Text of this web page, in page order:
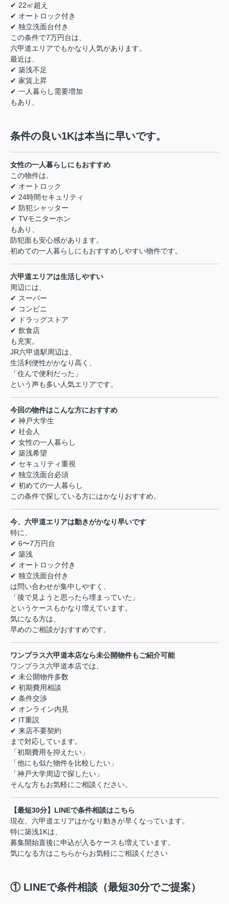
✔ 22㎡超え
✔ オートロック付き
✔ 独立洗面台付き
この条件で7万円台は、
六甲道エリアでもかなり人気があります。
最近は、
✔ 築浅不足
✔ 家賃上昇
✔ 一人暮らし需要増加
もあり、
条件の良い1Kは本当に早いです。
女性の一人暮らしにもおすすめ
この物件は、
✔ オートロック
✔ 24時間セキュリティ
✔ 防犯シャッター
✔ TVモニターホン
もあり、
防犯面も安心感があります。
初めての一人暮らしにもおすすめしやすい物件です。
六甲道エリアは生活しやすい
周辺には、
✔ スーパー
✔ コンビニ
✔ ドラッグストア
✔ 飲食店
も充実。
JR六甲道駅周辺は、
生活利便性がかなり高く、
「住んで便利だった」
という声も多い人気エリアです。
今回の物件はこんな方におすすめ
✔ 神戸大学生
✔ 社会人
✔ 女性の一人暮らし
✔ 築浅希望
✔ セキュリティ重視
✔ 独立洗面台必須
✔ 初めての一人暮らし
この条件で探している方にはかなりおすすめ。
今、六甲道エリアは動きがかなり早いです
特に、
✔ 6〜7万円台
✔ 築浅
✔ オートロック付き
✔ 独立洗面台付き
は問い合わせが集中しやすく、
「後で見ようと思ったら埋まっていた」
というケースもかなり増えています。
気になる方は、
早めのご相談がおすすめです。
ワンプラス六甲道本店なら未公開物件もご紹介可能
ワンプラス六甲道本店では、
✔ 未公開物件多数
✔ 初期費用相談
✔ 条件交渉
✔ オンライン内見
✔ IT重説
✔ 来店不要契約
まで対応しています。
「初期費用を抑えたい」
「他にも似た物件を比較したい」
「神戸大学周辺で探したい」
そんな方もお気軽にご相談ください。
【最短30分】LINEで条件相談はこちら
現在、六甲道エリアはかなり動きが早くなっています。
特に築浅1Kは、
募集開始直後に申込が入るケースも増えています。
気になる方はこちらからお気軽にご相談ください
① LINEで条件相談（最短30分でご提案）